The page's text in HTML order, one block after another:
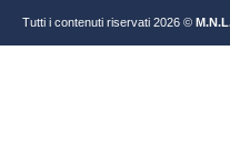
Tutti i contenuti riservati 2026 ©